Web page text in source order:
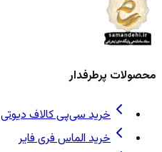
محصولات پرطرفدار
خرید سی‌پی کالاف دیوتی
خرید الماس فری فایر